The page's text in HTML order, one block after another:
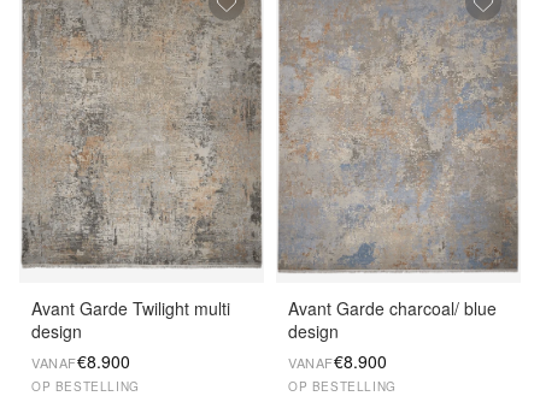
Avant Garde Twilight multi
design
VANAF€8.900
OP BESTELLING
Avant Garde charcoal/ blue
design
VANAF€8.900
OP BESTELLING